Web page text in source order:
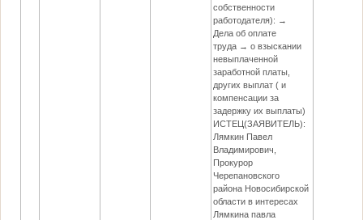
собственности
работодателя): →
Дела об оплате
труда → о взыскании
невыплаченной
заработной платы,
других выплат ( и
компенсации за
задержку их выплаты)
ИСТЕЦ(ЗАЯВИТЕЛЬ):
Лямкин Павел
Владимирович,
Прокурор
Черепановского
района Новосибирской
области в интересах
Лямкина павла